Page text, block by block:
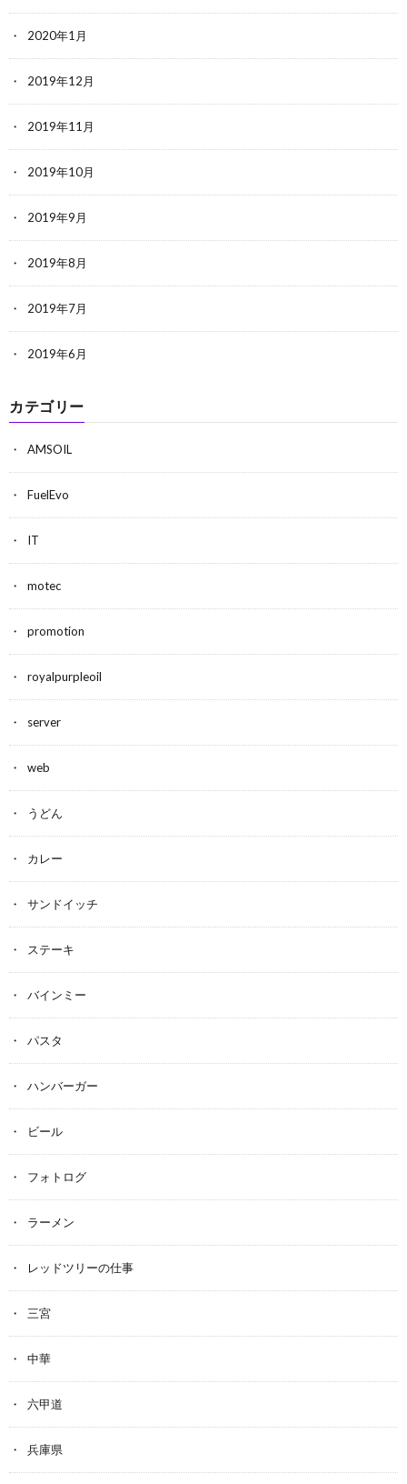
2020年1月
2019年12月
2019年11月
2019年10月
2019年9月
2019年8月
2019年7月
2019年6月
カテゴリー
AMSOIL
FuelEvo
IT
motec
promotion
royalpurpleoil
server
web
うどん
カレー
サンドイッチ
ステーキ
バインミー
パスタ
ハンバーガー
ビール
フォトログ
ラーメン
レッドツリーの仕事
三宮
中華
六甲道
兵庫県